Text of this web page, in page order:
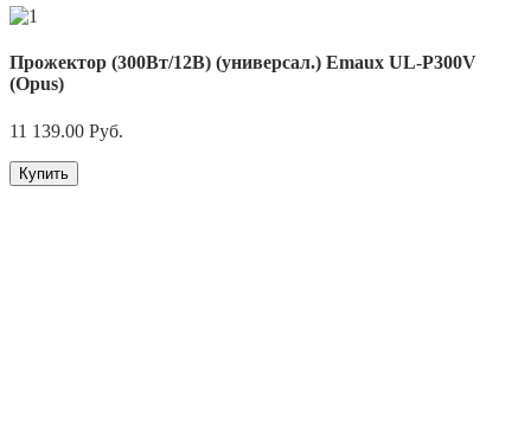
Прожектор (300Вт/12В) (универсал.) Emaux UL-P300V
(Opus)
11 139.00 Руб.
Купить